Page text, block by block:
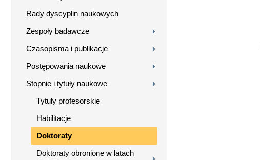
Rady dyscyplin naukowych
Zespoły badawcze
Czasopisma i publikacje
Postępowania naukowe
Stopnie i tytuły naukowe
Tytuły profesorskie
Habilitacje
Doktoraty
Doktoraty obronione w latach